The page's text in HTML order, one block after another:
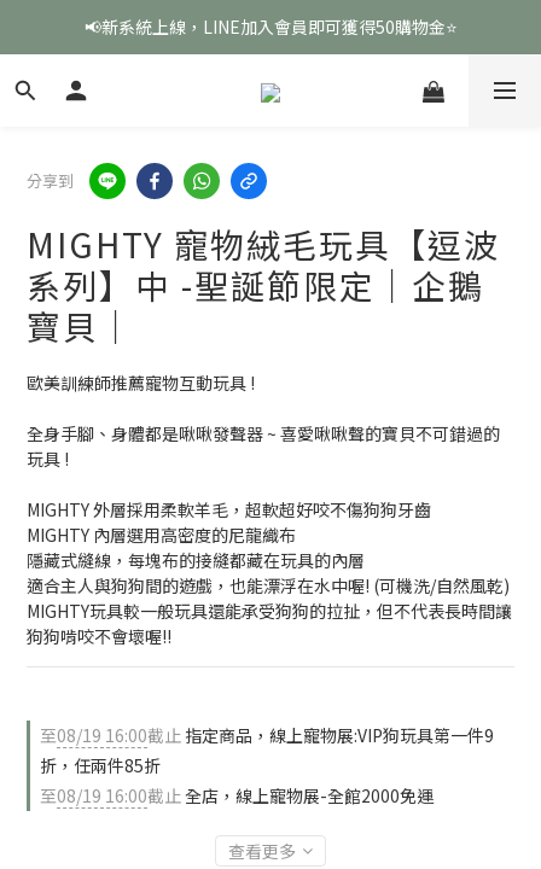
📢新系統上線，LINE加入會員即可獲得50購物金⭐
分享到
MIGHTY 寵物絨毛玩具【逗波
系列】中 -聖誕節限定｜企鵝
寶貝｜
歐美訓練師推薦寵物互動玩具 !
全身手腳、身體都是啾啾發聲器 ~ 喜愛啾啾聲的寶貝不可錯過的
玩具 !
MIGHTY 外層採用柔軟羊毛，超軟超好咬不傷狗狗牙齒
MIGHTY 內層選用高密度的尼龍織布
隱藏式縫線，每塊布的接縫都藏在玩具的內層
適合主人與狗狗間的遊戲，也能漂浮在水中喔! (可機洗/自然風乾)
MIGHTY玩具較一般玩具還能承受狗狗的拉扯，但不代表長時間讓
狗狗啃咬不會壞喔!!
至08/19 16:00截止 指定商品，線上寵物展:VIP狗玩具第一件9
折，任兩件85折
至08/19 16:00截止全店，線上寵物展-全館2000免運
查看更多